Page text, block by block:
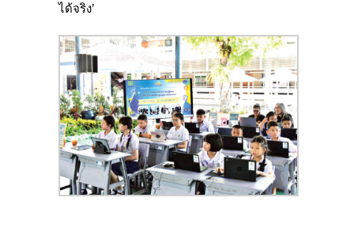
ได้จริง’